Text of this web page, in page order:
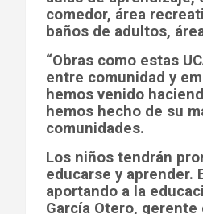
comedor, área
baños de adultos,
“Obras como estas
entre comunidad y
hemos venido
hemos hecho de su
comunidades.
Los niños tendrán
educarse y aprender.
aportando a la
García Otero,